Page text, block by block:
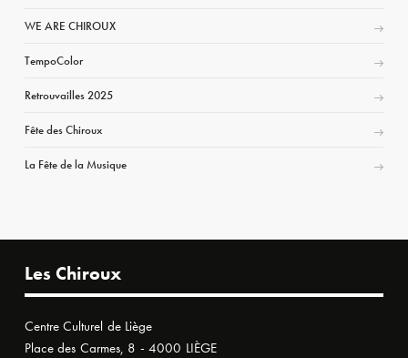
WE ARE CHIROUX
TempoColor
Retrouvailles 2025
Fête des Chiroux
La Fête de la Musique
Les Chiroux
Centre Culturel de Liège
Place des Carmes, 8 - 4000 LIÈGE